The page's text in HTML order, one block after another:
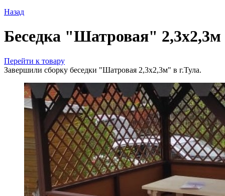
Назад
Беседка "Шатровая" 2,3х2,3м
Перейти к товару
Завершили сборку беседки "Шатровая 2,3х2,3м" в г.Тула.